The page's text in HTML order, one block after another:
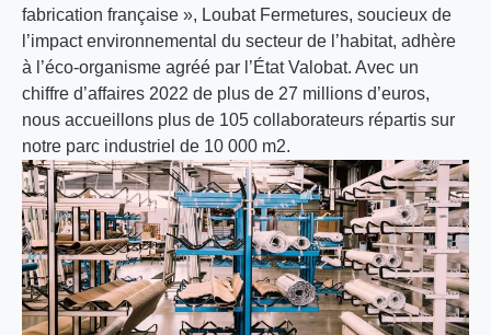
fabrication française », Loubat Fermetures, soucieux de
l’impact environnemental du secteur de l’habitat, adhère
à l’éco-organisme agréé par l’État Valobat. Avec un
chiffre d’affaires 2022 de plus de 27 millions d’euros,
nous accueillons plus de 105 collaborateurs répartis sur
notre parc industriel de 10 000 m2.